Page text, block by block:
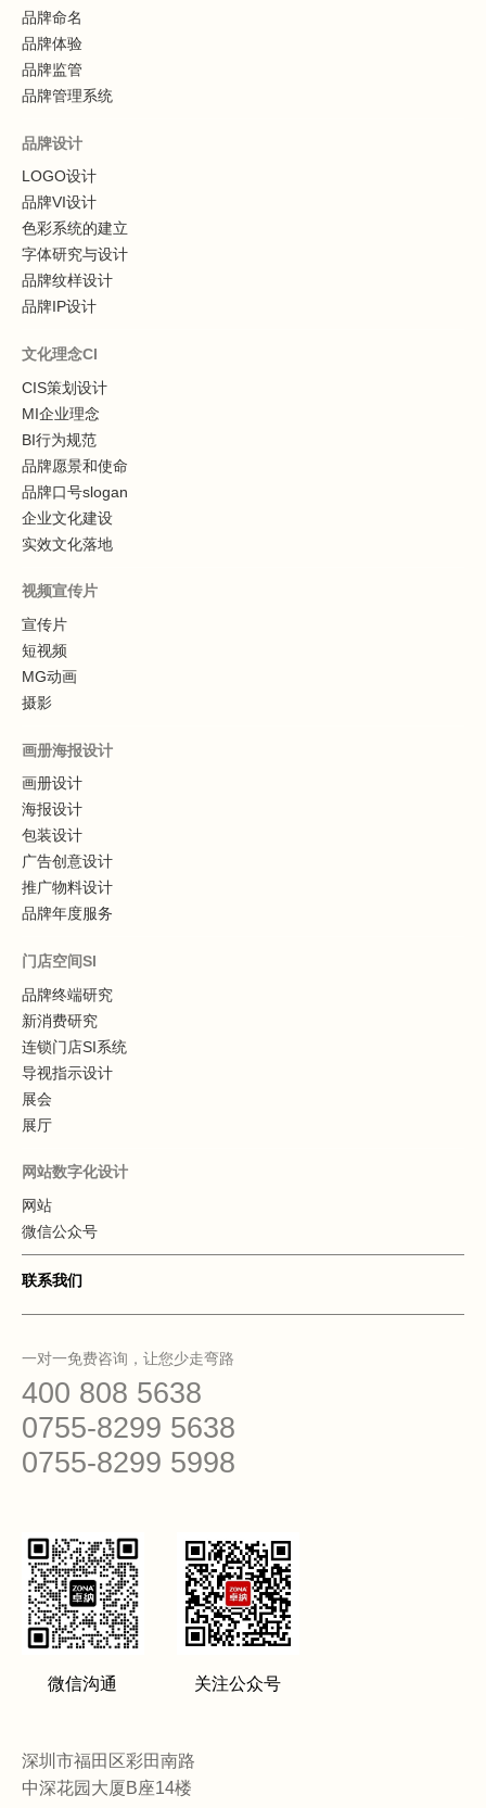
一对一免费咨询，让您少走弯路
400 808 5638
0755-8299 5638
0755-8299 5998
微信沟通 关注公众号
深圳市福田区彩田南路
中深花园大厦B座14楼
品牌命名
品牌体验
品牌监管
品牌管理系统
品牌设计
LOGO设计
品牌VI设计
色彩系统的建立
字体研究与设计
品牌纹样设计
品牌IP设计
文化理念CI
CIS策划设计
MI企业理念
BI行为规范
品牌愿景和使命
品牌口号slogan
企业文化建设
实效文化落地
视频宣传片
宣传片
短视频
MG动画
摄影
画册海报设计
画册设计
海报设计
包装设计
广告创意设计
推广物料设计
品牌年度服务
门店空间SI
品牌终端研究
新消费研究
连锁门店SI系统
导视指示设计
展会
展厅
网站数字化设计
网站
微信公众号
联系我们